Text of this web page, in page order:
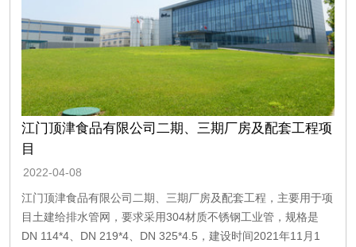
江门顶津食品有限公司二期、三期厂房及配套工程项
目
2022-04-08
江门顶津食品有限公司二期、三期厂房及配套工程，主要用于项
目土建给排水管网，要求采用304材质不锈钢工业管，规格是
DN 114*4、DN 219*4、DN 325*4.5，建设时间2021年11月1